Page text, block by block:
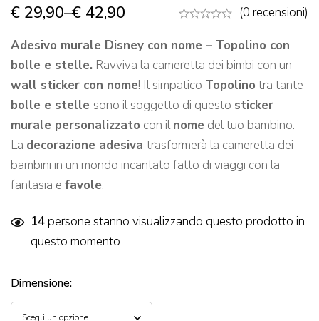
€ 29,90–€ 42,90
(0 recensioni)
Adesivo murale Disney con nome – Topolino con
bolle e stelle. Ravviva la cameretta dei bimbi con un
wall sticker con nome! Il simpatico Topolino tra tante
bolle e stelle sono il soggetto di questo sticker
murale personalizzato con ilnome del tuo bambino.
La decorazione adesiva trasformerà la cameretta dei
bambini in un mondo incantato fatto di viaggi con la
fantasia e favole.
14persone stanno visualizzando questo prodotto in
questo momento
Dimensione: